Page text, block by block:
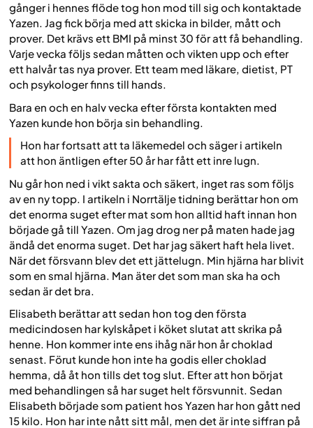
gånger i hennes flöde tog hon mod till sig och kontaktade
Yazen. Jag fick börja med att skicka in bilder, mått och
prover. Det krävs ett BMI på minst 30 för att få behandling.
Varje vecka följs sedan måtten och vikten upp och efter
ett halvår tas nya prover. Ett team med läkare, dietist, PT
och psykologer finns till hands.
Bara en och en halv vecka efter första kontakten med
Yazen kunde hon börja sin behandling.
Hon har fortsatt att ta läkemedel och säger i artikeln
att hon äntligen efter 50 år har fått ett inre lugn.
Nu går hon ned i vikt sakta och säkert, inget ras som följs
av en ny topp. I artikeln i Norrtälje tidning berättar hon om
det enorma suget efter mat som hon alltid haft innan hon
började gå till Yazen. Om jag drog ner på̊ maten hade jag
ändå det enorma suget. Det har jag säkert haft hela livet.
När det försvann blev det ett jättelugn. Min hjärna har blivit
som en smal hjärna. Man äter det som man ska ha och
sedan är det bra.
Elisabeth berättar att sedan hon tog den första
medicindosen har kylskåpet i köket slutat att skrika på
henne. Hon kommer inte ens ihåg när hon år choklad
senast. Förut kunde hon inte ha godis eller choklad
hemma, då åt hon tills det tog slut. Efter att hon börjat
med behandlingen så har suget helt försvunnit. Sedan
Elisabeth började som patient hos Yazen har hon gått ned
15 kilo. Hon har inte nått sitt mål, men det är inte siffran på